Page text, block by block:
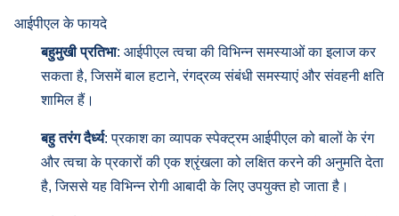
आईपीएल के फायदे
बहुमुखी प्रतिभा: आईपीएल त्वचा की विभिन्न समस्याओं का इलाज कर
सकता है, जिसमें बाल हटाने, रंगद्रव्य संबंधी समस्याएं और संवहनी क्षति
शामिल हैं।
बहु तरंग दैर्ध्य: प्रकाश का व्यापक स्पेक्ट्रम आईपीएल को बालों के रंग
और त्वचा के प्रकारों की एक श्रृंखला को लक्षित करने की अनुमति देता
है, जिससे यह विभिन्न रोगी आबादी के लिए उपयुक्त हो जाता है।